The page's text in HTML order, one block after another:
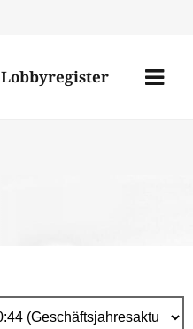
Lobbyregister
Menü